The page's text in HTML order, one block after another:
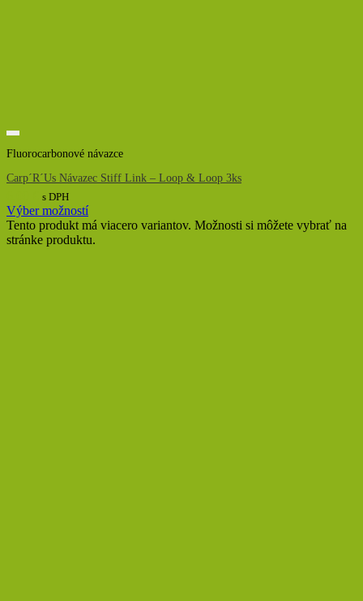
Fluorocarbonové návazce
Carp´R´Us Návazec Stiff Link – Loop & Loop 3ks
s DPH
Výber možností
Tento produkt má viacero variantov. Možnosti si môžete vybrať na
stránke produktu.